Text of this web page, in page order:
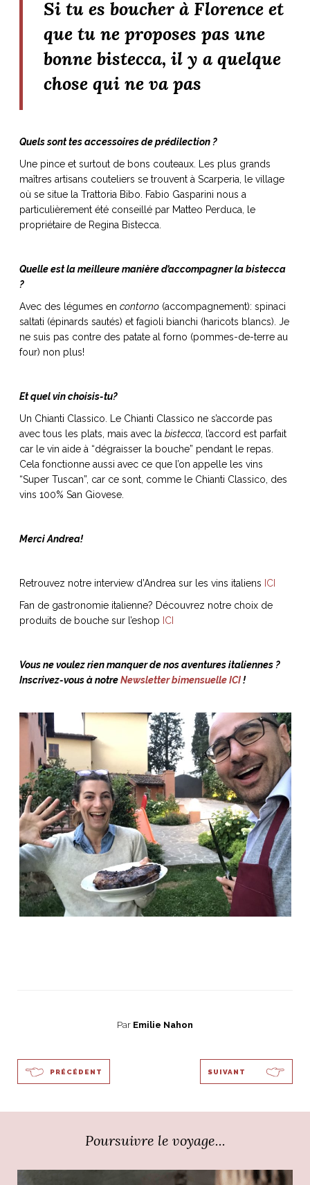
Si tu es boucher à Florence et
que tu ne proposes pas une
bonne bistecca, il y a quelque
chose qui ne va pas
Quels sont tes accessoires de prédilection ?
Une pince et surtout de bons couteaux. Les plus grands
maîtres artisans couteliers se trouvent à Scarperia, le village
où se situe la Trattoria Bibo. Fabio Gasparini nous a
particulièrement été conseillé par Matteo Perduca, le
propriétaire de Regina Bistecca.
Quelle est la meilleure manière d’accompagner la bistecca
?
Avec des légumes en contorno(accompagnement): spinaci
saltati (épinards sautés) et fagioli bianchi (haricots blancs). Je
ne suis pas contre des patate al forno (pommes-de-terre au
four) non plus!
Et quel vin choisis-tu?
Un Chianti Classico. Le Chianti Classico ne s’accorde pas
avec tous les plats, mais avec la bistecca, l’accord est parfait
car le vin aide à “dégraisser la bouche” pendant le repas.
Cela fonctionne aussi avec ce que l’on appelle les vins
“Super Tuscan”, car ce sont, comme le Chianti Classico, des
vins 100% San Giovese.
Merci Andrea!
Retrouvez notre interview d’Andrea sur les vins italiens ICI
Fan de gastronomie italienne? Découvrez notre choix de
produits de bouche sur l’eshop ICI
Vous ne voulez rien manquer de nos aventures italiennes ?
Inscrivez-vous à notreNewsletter bimensuelle ICI!
Par Emilie Nahon
PRÉCÉDENT SUIVANT
Poursuivre le voyage...